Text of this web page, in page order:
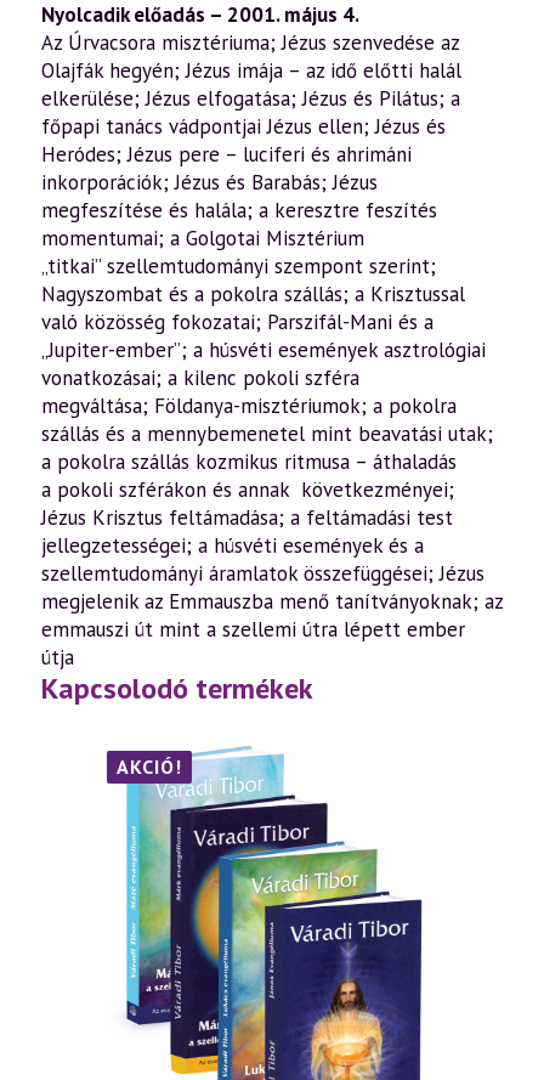
Nyolcadik előadás – 2001. május 4.
Az Úrvacsora misztériuma; Jézus szenvedése az
Olajfák hegyén; Jézus imája – az idő előtti halál
elkerülése; Jézus elfogatása; Jézus és Pilátus; a
főpapi tanács vádpontjai Jézus ellen; Jézus és
Heródes; Jézus pere – luciferi és ahrimáni
inkorporációk; Jézus és Barabás; Jézus
megfeszítése és halála; a keresztre feszítés
momentumai; a Golgotai Misztérium
„titkai” szellemtudományi szempont szerint;
Nagyszombat és a pokolra szállás; a Krisztussal
való közösség fokozatai; Parszifál-Mani és a
„Jupiter-ember”; a húsvéti események asztrológiai
vonatkozásai; a kilenc pokoli szféra
megváltása; Földanya-misztériumok; a pokolra
szállás és a mennybemenetel mint beavatási utak;
a pokolra szállás kozmikus ritmusa – áthaladás
a pokoli szférákon és annak következményei;
Jézus Krisztus feltámadása; a feltámadási test
jellegzetességei; a húsvéti események és a
szellemtudományi áramlatok összefüggései; Jézus
megjelenik az Emmauszba menő tanítványoknak; az
emmauszi út mint a szellemi útra lépett ember
útja
Kapcsolodó termékek
AKCIÓ!